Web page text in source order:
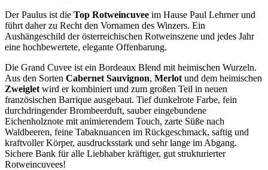
Der Paulus ist die Top Rotweincuvee im Hause Paul Lehrner und
führt daher zu Recht den Vornamen des Winzers. Ein
Aushängeschild der österreichischen Rotweinszene und jedes Jahr
eine hochbewertete, elegante Offenbarung.
Die Grand Cuvee ist ein Bordeaux Blend mit heimischen Wurzeln.
Aus den Sorten Cabernet Sauvignon, Merlot und dem heimischen
Zweiglet wird er kombiniert und zum großen Teil in neuen
französischen Barrique ausgebaut. Tief dunkelrote Farbe, fein
durchdringender Brombeerduft, sauber eingebundene
Eichenholznote mit animierendem Touch, zarte Süße nach
Waldbeeren, feine Tabaknuancen im Rückgeschmack, saftig und
kraftvoller Körper, ausdrucksstark und sehr lange im Abgang.
Sichere Bank für alle Liebhaber kräftiger, gut strukturierter
Rotweincuvees!